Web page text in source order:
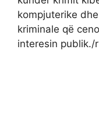
kompjuterike
kriminale që
interesin publik./